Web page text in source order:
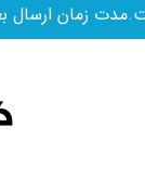
ارسال بعد